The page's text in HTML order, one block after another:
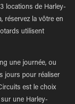
locations de Harley-
réservez la vôtre en
utilisent
une journée, ou
jours pour réaliser
est le choix
une Harley-